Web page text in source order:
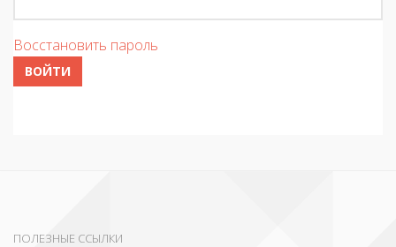
Восстановить пароль
ВОЙТИ
ПОЛЕЗНЫЕ ССЫЛКИ